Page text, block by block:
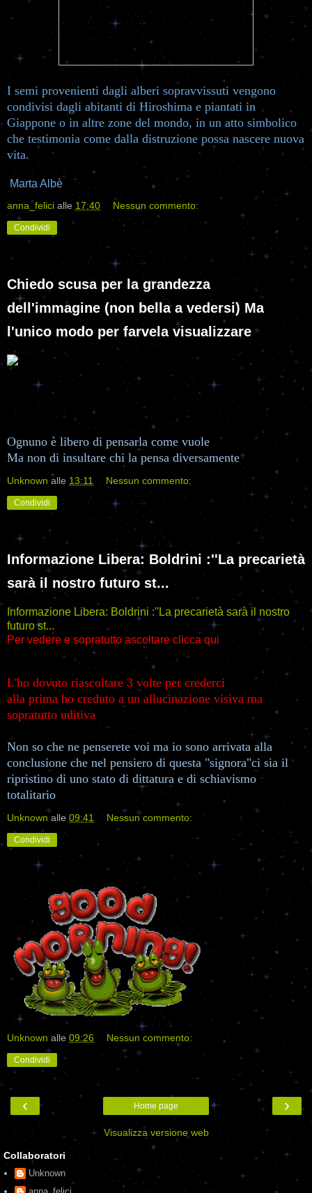
I semi provenienti dagli alberi sopravvissuti vengono
condivisi dagli abitanti di Hiroshima e piantati in
Giappone o in altre zone del mondo, in un atto simbolico
che testimonia come dalla distruzione possa nascere nuova
vita.
Marta Albè
anna_felici alle 17:40 Nessun commento:
Condividi
Chiedo scusa per la grandezza
dell'immagine (non bella a vedersi) Ma
l'unico modo per farvela visualizzare
Ognuno è libero di pensarla come vuole
Ma non di insultare chi la pensa diversamente
Unknown alle 13:11 Nessun commento:
Condividi
Informazione Libera: Boldrini :''La precarietà
sarà il nostro futuro st...
Informazione Libera: Boldrini :''La precarietà sarà il nostro
futuro st...
Per vedere e sopratutto ascoltare clicca qui
L'ho dovuto riascoltare 3 volte per crederci
alla prima ho creduto a un allucinazione visiva ma
sopratutto uditiva
Non so che ne penserete voi ma io sono arrivata alla
conclusione che nel pensiero di questa "signora"ci sia il
ripristino di uno stato di dittatura e di schiavismo
totalitario
Unknown alle09:41 Nessun commento:
Condividi
Unknown alle 09:26 Nessun commento:
Condividi
‹ ›
Home page
Visualizza versione web
Collaboratori
Unknown